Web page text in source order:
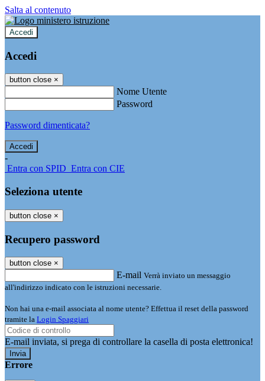
Salta al contenuto
Accedi
Accedi
button close ×
Nome Utente
Password
Password dimenticata?
-
Entra con SPID Entra con CIE
Seleziona utente
button close ×
Recupero password
button close ×
E-mail Verrà inviato un messaggio
all'indirizzo indicato con le istruzioni necessarie.
Non hai una e-mail associata al nome utente? Effettua il reset della password
tramite la Login Spaggiari
E-mail inviata, si prega di controllare la casella di posta elettronica!
Errore